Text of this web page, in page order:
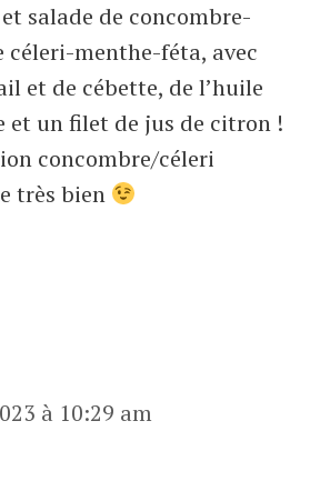
salade de concombre-
céleri-menthe-féta, avec
et de cébette, de l’huile
et un filet de jus de citron !
concombre/céleri
très bien
à 10:29 am